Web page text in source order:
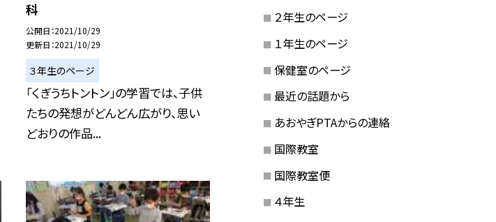
科
公開日 2021/10/29
更新日 2021/10/29
３年生のページ
「くぎうちトントン」の学習では、子供
たちの発想がどんどん広がり、思い
どおりの作品...
２年生のページ
１年生のページ
保健室のページ
最近の話題から
あおやぎPTAからの連絡
国際教室
国際教室便
４年生